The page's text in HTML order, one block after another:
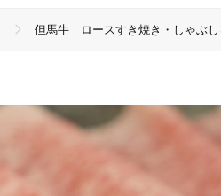
但馬牛 ロースすき焼き・しゃぶし
但馬牛 ロースすき焼き・しゃぶしゃぶ用